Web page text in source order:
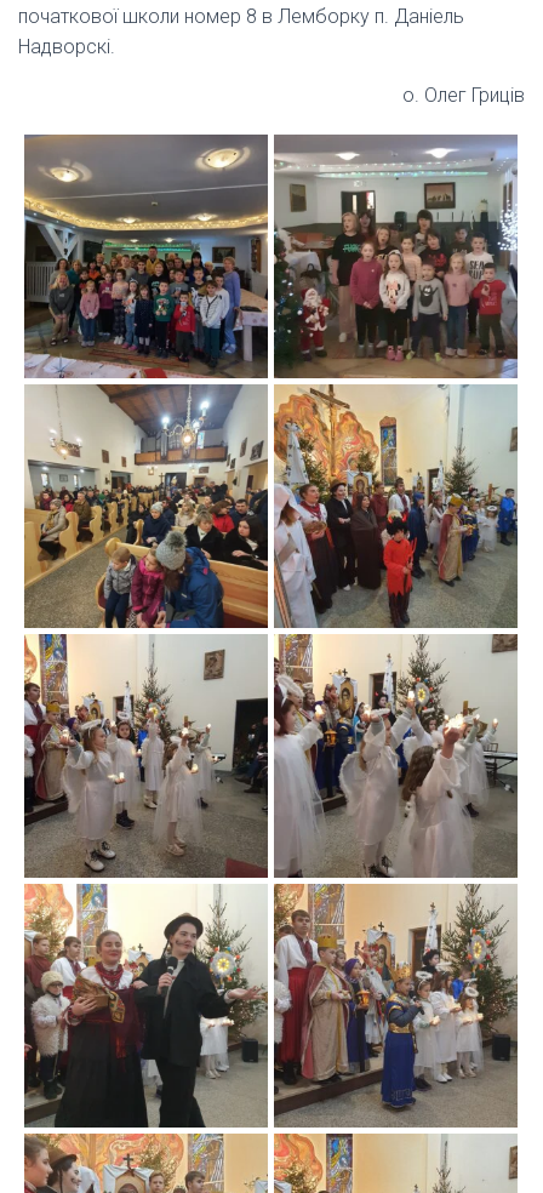
початкової школи номер 8 в Лемборку п. Даніель
Надворскі.
о. Олег Гриців